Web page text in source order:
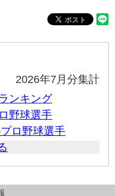
2026年7月分集計
ンキング
野球選手
ロ野球選手